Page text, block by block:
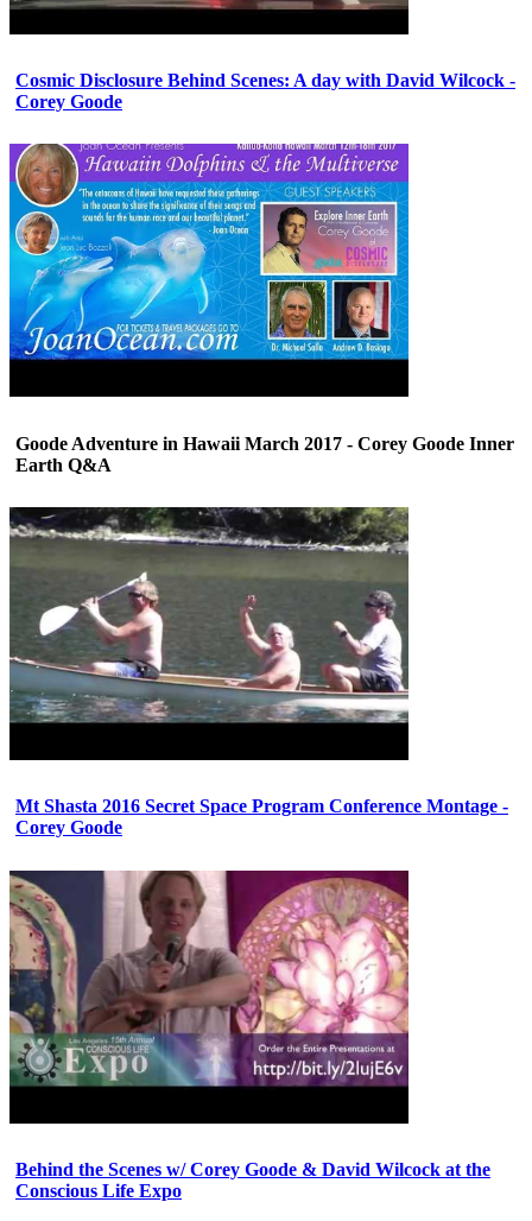
Cosmic Disclosure Behind Scenes: A day with David Wilcock -
Corey Goode
Goode Adventure in Hawaii March 2017 - Corey Goode Inner
Earth Q&A
Mt Shasta 2016 Secret Space Program Conference Montage -
Corey Goode
Behind the Scenes w/ Corey Goode & David Wilcock at the
Conscious Life Expo